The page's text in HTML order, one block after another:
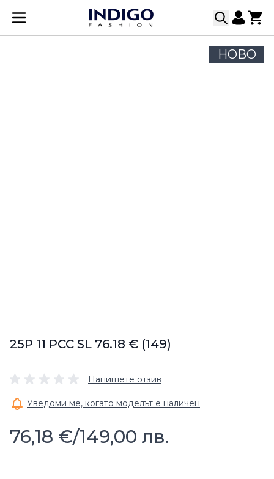
Прескачане към съдържанието
НОВО
25P 11 PCC SL 76.18 € (149)
Напишете отзив
Уведоми ме, когато моделът е наличен
76,18 €/149,00 лв.